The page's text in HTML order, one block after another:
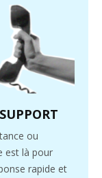
ou
est là pour
rapide et